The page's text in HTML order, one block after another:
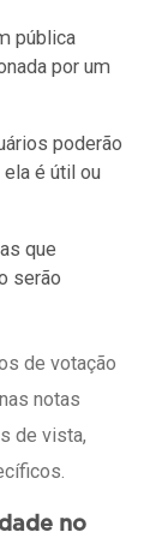
pública
por um
poderão
é útil ou
que
serão
de votação
notas
de vista,
no